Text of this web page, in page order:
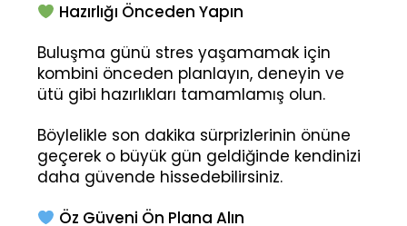
Hazırlığı Önceden Yapın
Buluşma günü stres yaşamamak için
kombini önceden planlayın, deneyin ve
ütü gibi hazırlıkları tamamlamış olun.
Böylelikle son dakika sürprizlerinin önüne
geçerek o büyük gün geldiğinde kendinizi
daha güvende hissedebilirsiniz.
Öz Güveni Ön Plana Alın